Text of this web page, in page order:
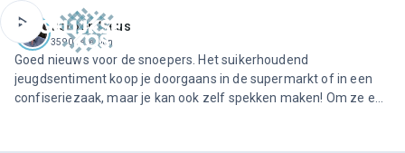
Jeroen Meus
3590 recepten
Goed nieuws voor de snoepers. Het suikerhoudend
jeugdsentiment koop je doorgaans in de supermarkt of in een
confiseriezaak, maar je kan ook zelf spekken maken! Om ze een